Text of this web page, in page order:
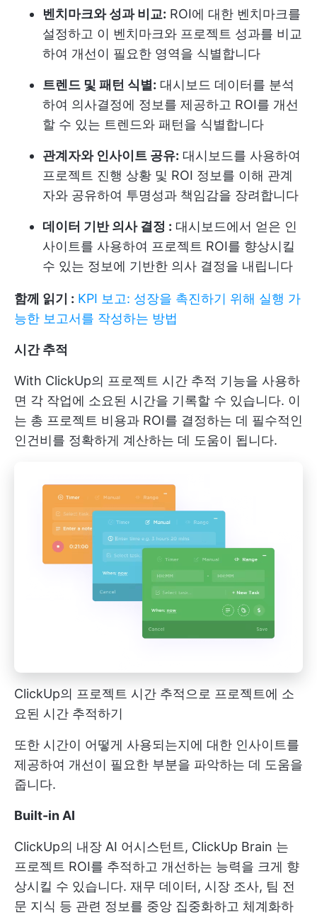
벤치마크와 성과 비교: ROI에 대한 벤치마크를
설정하고 이 벤치마크와 프로젝트 성과를 비교
하여 개선이 필요한 영역을 식별합니다
트렌드 및 패턴 식별: 대시보드 데이터를 분석
하여 의사결정에 정보를 제공하고 ROI를 개선
할 수 있는 트렌드와 패턴을 식별합니다
관계자와 인사이트 공유: 대시보드를 사용하여
프로젝트 진행 상황 및 ROI 정보를 이해 관계
자와 공유하여 투명성과 책임감을 장려합니다
데이터 기반 의사 결정 : 대시보드에서 얻은 인
사이트를 사용하여 프로젝트 ROI를 향상시킬
수 있는 정보에 기반한 의사 결정을 내립니다
함께 읽기 : KPI 보고: 성장을 촉진하기 위해 실행 가
능한 보고서를 작성하는 방법
시간 추적
With ClickUp의 프로젝트 시간 추적 기능을 사용하
면 각 작업에 소요된 시간을 기록할 수 있습니다. 이
는 총 프로젝트 비용과 ROI를 결정하는 데 필수적인
인건비를 정확하게 계산하는 데 도움이 됩니다.
ClickUp의 프로젝트 시간 추적으로 프로젝트에 소
요된 시간 추적하기
또한 시간이 어떻게 사용되는지에 대한 인사이트를
제공하여 개선이 필요한 부분을 파악하는 데 도움을
줍니다.
Built-in AI
ClickUp의 내장 AI 어시스턴트, ClickUp Brain 는
프로젝트 ROI를 추적하고 개선하는 능력을 크게 향
상시킬 수 있습니다. 재무 데이터, 시장 조사, 팀 전
문 지식 등 관련 정보를 중앙 집중화하고 체계화하